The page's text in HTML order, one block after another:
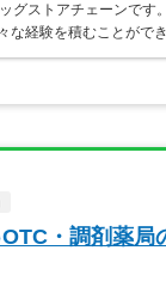
ストアチェーンです
な経験を積むことがで
・調剤薬